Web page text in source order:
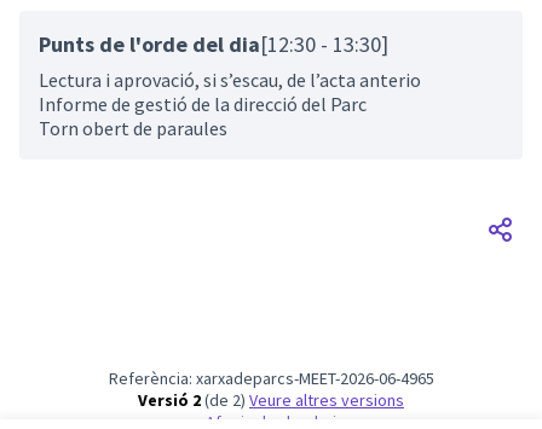
Punts de l'orde del dia[12:30 - 13:30]
Lectura i aprovació, si s’escau, de l’acta anterio
Informe de gestió de la direcció del Parc
Torn obert de paraules
Referència: xarxadeparcs-MEET-2026-06-4965
Versió 2(de 2)
veure altres versions
Afegir al calendari